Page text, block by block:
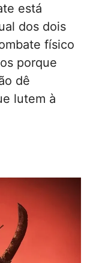
está
dos dois
físico
porque
dê
lutem à